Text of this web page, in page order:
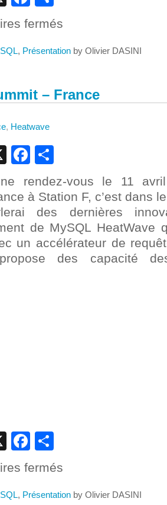
fermés
Apprentissage
MySQL
, Présentation by Olivier DASINI
– France
, Heatwave
X Facebook
rendez-vous le 11
à Station F, c’est dans
des dernières
de MySQL HeatWave
un accélérateur de
des capacité
X Facebook
fermés
Summit
, Présentation by Olivier DASINI